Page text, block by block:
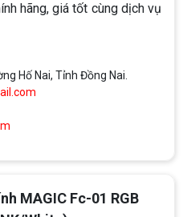
hãng, giá tốt cùng dịch vụ
Hố Nai, Tỉnh Đồng Nai.
MAGIC Fc-01 RGB